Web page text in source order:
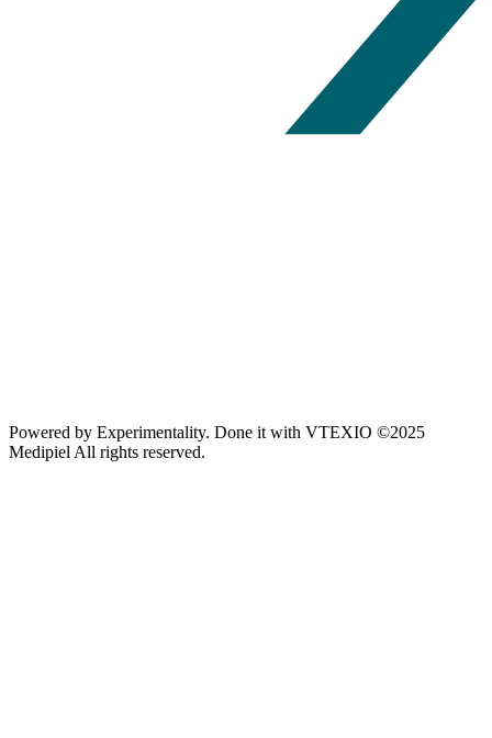
Powered by Experimentality. Done it with VTEXIO ©2025
Medipiel All rights reserved.